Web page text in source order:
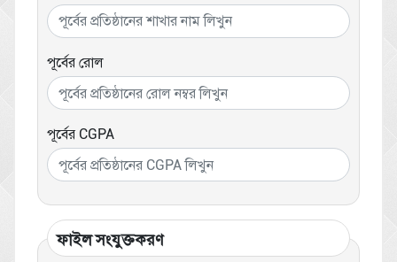
পূর্বের রোল
পূর্বের CGPA
ফাইল সংযুক্তকরণ